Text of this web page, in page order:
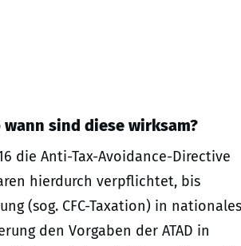
sind diese wirksam?
die Anti-Tax-Avoidance-Directive
hierdurch verpflichtet, bis
(sog. CFC-Taxation) in nationales
den Vorgaben der ATAD in